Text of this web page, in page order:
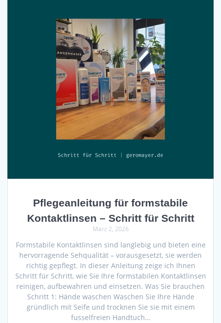
Pflegeanleitung für formstabile
Kontaktlinsen – Schritt für Schritt
März 2, 2026
Formstabile Kontaktlinsen sind langlebig und bieten eine
hervorragende Sehqualität – vorausgesetzt, sie werden
richtig gepflegt. In dieser Anleitung zeige ich Ihnen
Schritt für Schritt, wie Sie Ihre formstabilen Kontaktlinsen
reinigen, aufbewahren und einsetzen. Was Sie brauchen
Schritt 1: Hände waschen Waschen Sie Ihre Hände
gründlich mit Seife und trocknen Sie sie mit einem
fusselfreien Handtuch…